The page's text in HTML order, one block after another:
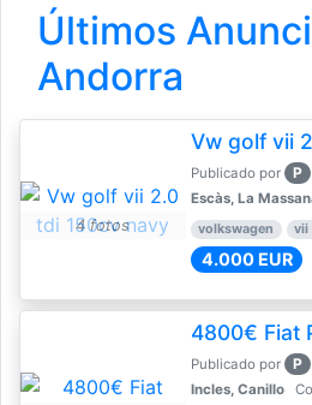
Últimos
Andorra
4 fotos
Vw golf vii
Publicado por P
Escàs, La
volkswagen vii
4.000 EUR
4800€ Fiat
Publicado por P
Incles, Canillo